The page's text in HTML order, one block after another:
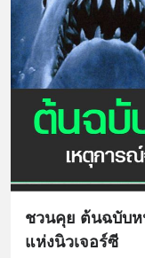
ชวนคุย ต้นฉบับห
แห่งนิวเจอร์ซี